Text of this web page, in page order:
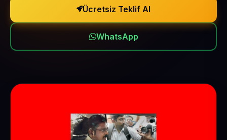
Ücretsiz Teklif Al
WhatsApp